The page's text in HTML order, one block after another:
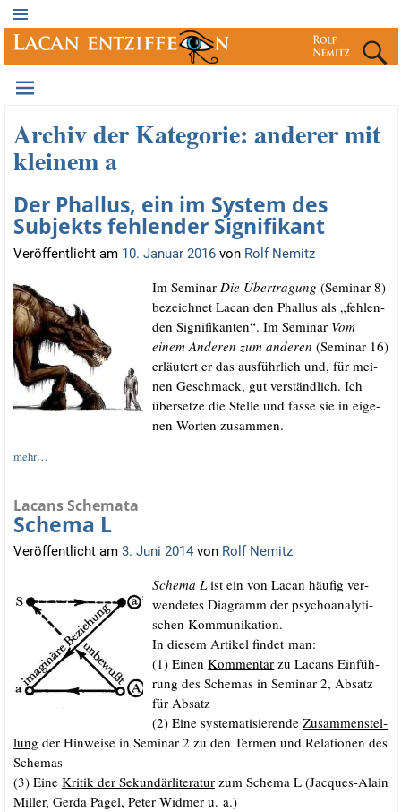
Archiv der Kategorie: anderer mit
kleinem a
Der Phallus, ein im System des
Subjekts fehlender Signifikant
Veröffentlicht am 10. Januar 2016 von Rolf Nemitz
Im Semi­nar Die Über­tra­gung (Semi­nar 8)
bezeich­net Lacan den Phal­lus als „feh­len­
den Signi­fi­kan­ten“. Im Semi­nar Vom
einem Ande­ren zum ande­ren (Semi­nar 16)
erläu­tert er das aus­führ­lich und, für mei­
nen Geschmack, gut ver­ständ­lich. Ich
über­set­ze die Stel­le und fas­se sie in eige­
nen Wor­ten zusammen.
mehr…
Lacans Schemata
Schema L
Veröffentlicht am 3. Juni 2014 von Rolf Nemitz
Sche­ma List ein von Lacan häu­fig ver­
wen­de­tes Dia­gramm der psy­cho­ana­ly­ti­
schen Kommunikation.
In die­sem Arti­kel fin­det man:
(1) EinenKom­men­tar zu Lacans Ein­füh­
rung des Sche­mas in Semi­nar 2, Absatz
für Absatz
(2) Eine sys­te­ma­ti­sie­ren­deZusam­men­stel­
lung der Hin­wei­se in Semi­nar 2 zu den Ter­men und Rela­tio­nen des
Schemas
(3) Eine Kri­tik der Sekun­där­li­te­ra­turzum Sche­ma L (Jac­ques-Alain
Mil­ler, Ger­da Pagel, Peter Wid­mer u. a.)